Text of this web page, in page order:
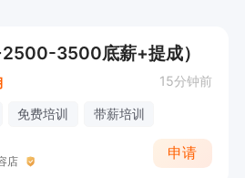
3500底薪+提成）
15分钟前
免费培训 带薪培训
店
申请